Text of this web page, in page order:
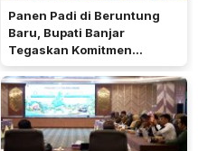
Panen Padi di Beruntung
Baru, Bupati Banjar
Tegaskan Komitmen
Dukung Ketahanan Pangan